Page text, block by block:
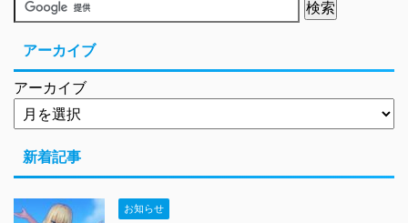
アーカイブ
アーカイブ
新着記事
お知らせ